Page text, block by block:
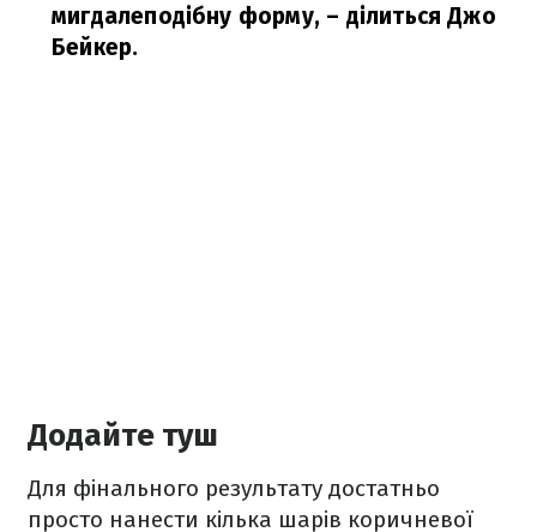
мигдалеподібну форму, – ділиться Джо
Бейкер.
Додайте туш
Для фінального результату достатньо
просто нанести кілька шарів коричневої